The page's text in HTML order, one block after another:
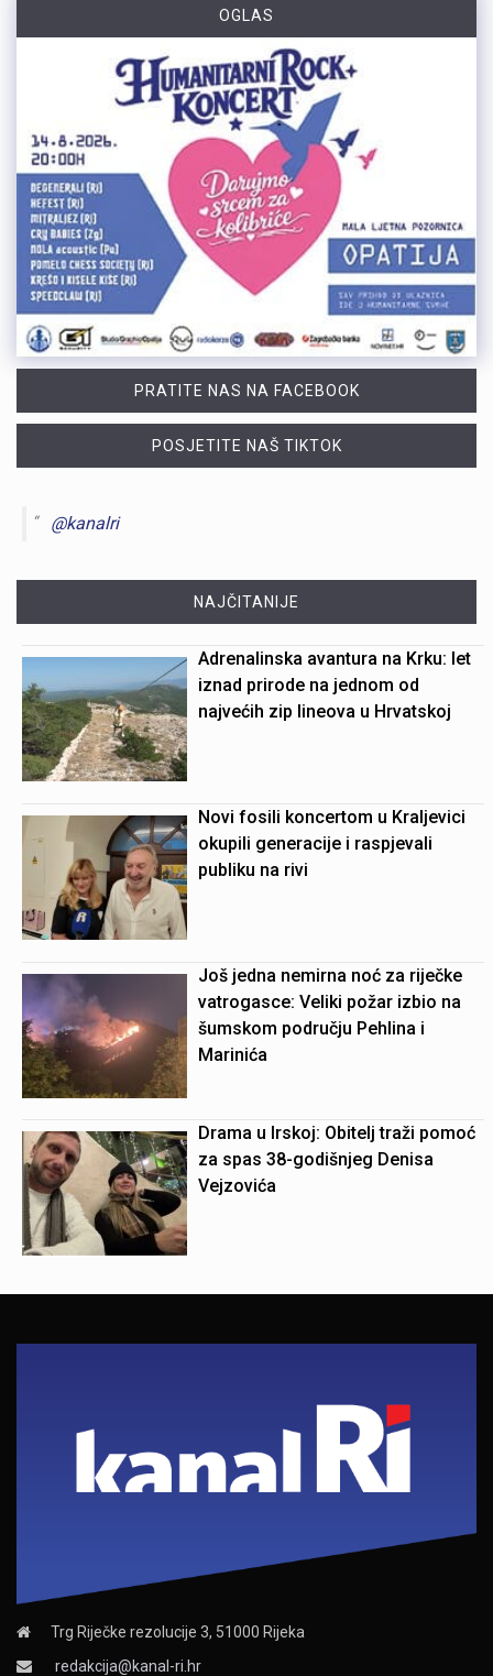
OGLAS
PRATITE NAS NA FACEBOOK
POSJETITE NAŠ TIKTOK
@kanalri
NAJČITANIJE
Adrenalinska avantura na Krku: let
iznad prirode na jednom od
najvećih zip lineova u Hrvatskoj
Novi fosili koncertom u Kraljevici
okupili generacije i raspjevali
publiku na rivi
Još jedna nemirna noć za riječke
vatrogasce: Veliki požar izbio na
šumskom području Pehlina i
Marinića
Drama u Irskoj: Obitelj traži pomoć
za spas 38-godišnjeg Denisa
Vejzovića
Trg Riječke rezolucije 3, 51000 Rijeka
redakcija@kanal-ri.hr